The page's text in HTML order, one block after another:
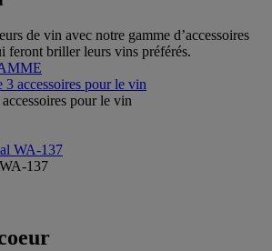
de vin avec notre gamme d’accessoires
feront briller leurs vins préférés.
pour le vin
137